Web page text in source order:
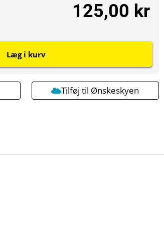
125,00 kr
Læg i kurv
Tilføj til Ønskeskyen